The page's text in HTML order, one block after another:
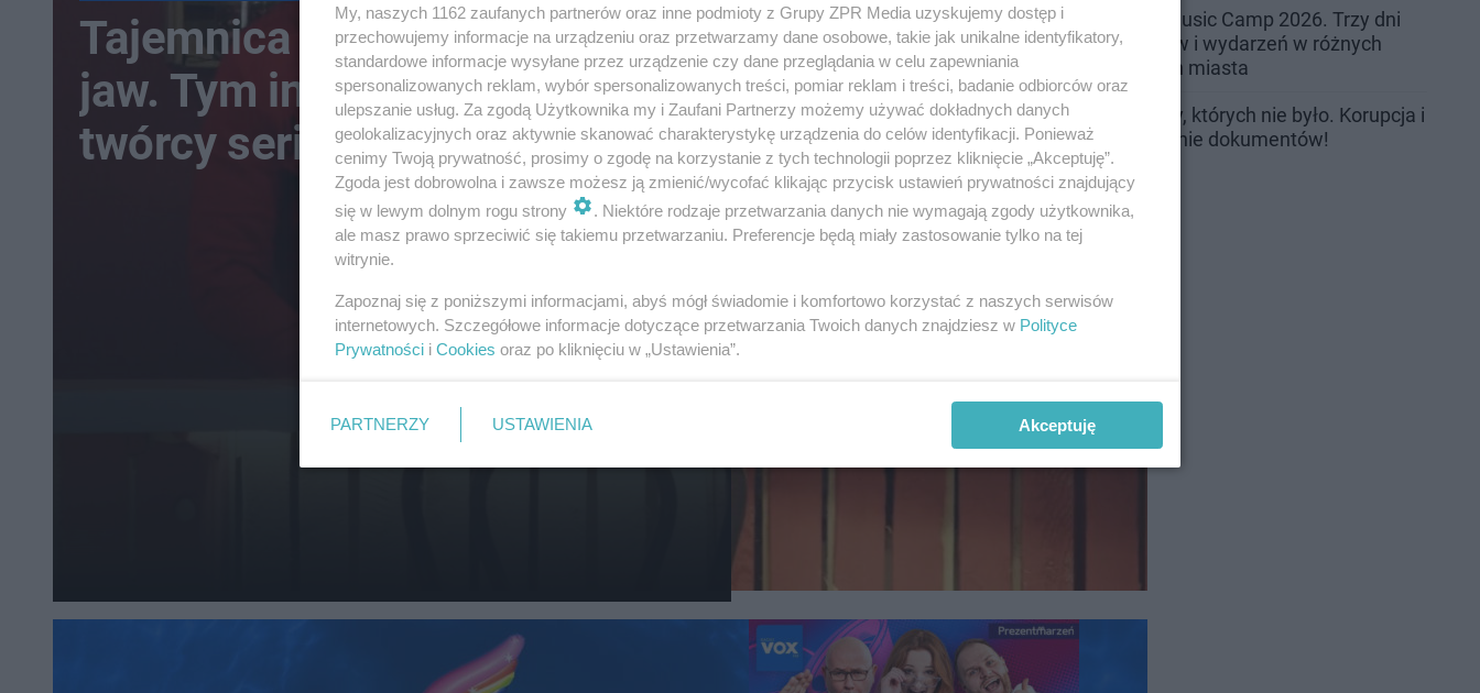
Tajemnica kawiarni wyszła na
jaw. Tym inspirowali się
twórcy serialu
22
DRAMAT KASI NAST
Kasia Nast miała wypadek.
Radom Music Camp 2026. Trzy dni
koncertów i wydarzeń w różnych
częściach miasta
Przeglądy, których nie było. Korupcja i
fałszowanie dokumentów!
My, naszych 1162 zaufanych partnerów oraz inne podmioty z Grupy ZPR Media uzyskujemy dostęp i
przechowujemy informacje na urządzeniu oraz przetwarzamy dane osobowe, takie jak unikalne identyfikatory,
standardowe informacje wysyłane przez urządzenie czy dane przeglądania w celu zapewniania
spersonalizowanych reklam, wybór spersonalizowanych treści, pomiar reklam i treści, badanie odbiorców oraz
ulepszanie usług. Za zgodą Użytkownika my i Zaufani Partnerzy możemy używać dokładnych danych
geolokalizacyjnych oraz aktywnie skanować charakterystykę urządzenia do celów identyfikacji. Ponieważ
cenimy Twoją prywatność, prosimy o zgodę na korzystanie z tych technologii poprzez kliknięcie „Akceptuję”.
Zgoda jest dobrowolna i zawsze możesz ją zmienić/wycofać klikając przycisk ustawień prywatności znajdujący
się w lewym dolnym rogu strony
. Niektóre rodzaje przetwarzania danych nie wymagają zgody użytkownika,
ale masz prawo sprzeciwić się takiemu przetwarzaniu. Preferencje będą miały zastosowanie tylko na tej
witrynie.
Zapoznaj się z poniższymi informacjami, abyś mógł świadomie i komfortowo korzystać z naszych serwisów
internetowych. Szczegółowe informacje dotyczące przetwarzania Twoich danych znajdziesz w Polityce
Prywatności i Cookies oraz po kliknięciu w „Ustawienia”.
PARTNERZY USTAWIENIA Akceptuję